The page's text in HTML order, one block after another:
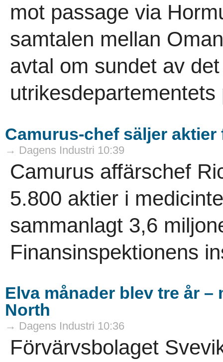
mot passage via
samtalen mellan
avtal om sundet av
utrikesdepartementets
Camurus-chef säljer
→ Dagens Industri 10:39
Camurus affärschef
5.800 aktier i
sammanlagt 3,6
Finansinspektionens
Elva månader blev tre år
North
→ Dagens Industri 10:36
Förvärvsbolaget